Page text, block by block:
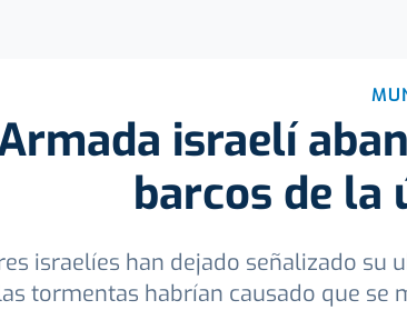
israelí
barcos de
israelíes han dejado señalizado su
tormentas habrían causado que se